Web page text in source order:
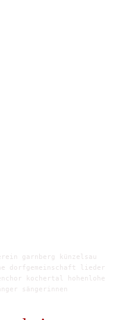
garnberg künzelsau
dorfgemeinschaft lieder
kochertal hohenlohe
sängerinnen